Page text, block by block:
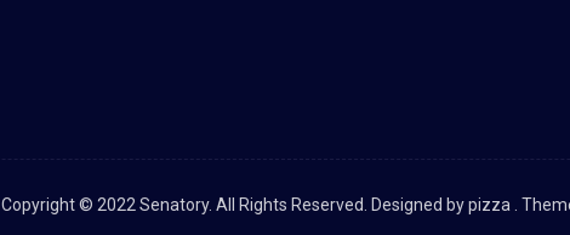
Copyright © 2022 Senatory. All Rights Reserved. Designed by pizza .